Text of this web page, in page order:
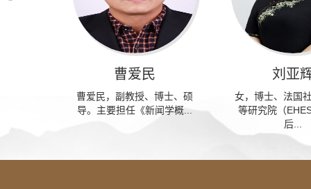
曹爱民
曹爱民，副教授、博士、硕
导。主要担任《新闻学概...
刘亚
女，博士、法国
等研究院（
后...
李泳萱
李泳萱 2016级汉语国际
教育录取院校：格拉斯哥...
金潇
金潇倩2018级汉
取院校：利